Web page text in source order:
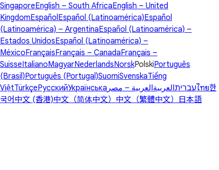
SingaporeEnglish – South AfricaEnglish – United
KingdomEspañol Español (Latinoamérica)Español
(Latinoamérica) – ArgentinaEspañol (Latinoamérica) –
Estados UnidosEspañol (Latinoamérica) –
MéxicoFrançaisFrançais – CanadaFrançais –
SuisseItalianoMagyarNederlandsNorskPolskiPortuguês
(Brasil)Português (Portugal)SuomiSvenskaTiếng
ViệtTürkçeРусскийУкраїнська עבריתالعربيةالعربية – مصر ไทย한
국어 中文 (香港)中文（简体中文） 中文（繁體中文） 日本語